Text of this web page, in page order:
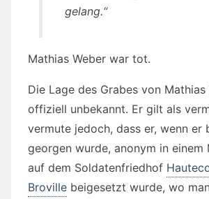
gelang.“
Mathias Weber war tot.
Die Lage des Grabes von Mathias
offiziell unbekannt. Er gilt als
vermute jedoch, dass er, wenn er
georgen wurde, anonym in einem
auf dem Soldatenfriedhof
Broville beigesetzt wurde, wo